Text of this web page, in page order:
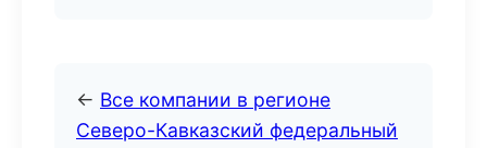
← Все компании в регионе
Северо-Кавказский федеральный